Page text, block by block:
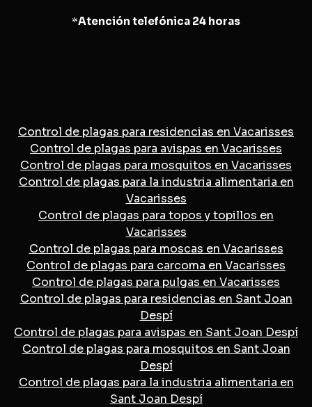
*Atención telefónica 24 horas
Control de plagas para residencias en Vacarisses
Control de plagas para avispas en Vacarisses
Control de plagas para mosquitos en Vacarisses
Control de plagas para la industria alimentaria en
Vacarisses
Control de plagas para topos y topillos en
Vacarisses
Control de plagas para moscas en Vacarisses
Control de plagas para carcoma en Vacarisses
Control de plagas para pulgas en Vacarisses
Control de plagas para residencias en Sant Joan
Despí
Control de plagas para avispas en Sant Joan Despí
Control de plagas para mosquitos en Sant Joan
Despí
Control de plagas para la industria alimentaria en
Sant Joan Despí